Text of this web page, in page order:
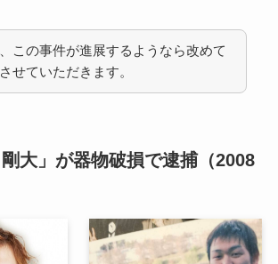
この事件が進展するようなら改めて
せていただきます。
大」が器物破損で逮捕（2008